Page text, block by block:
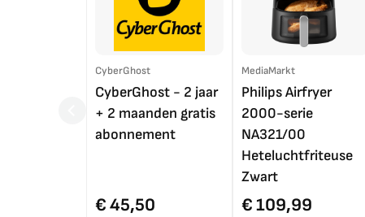
CyberGhost
CyberGhost - 2 jaar
+ 2 maanden gratis
abonnement
€ 45,50
MediaMarkt
Philips Airfryer
2000-serie
NA321/00
Heteluchtfriteuse
Zwart
€ 109,99